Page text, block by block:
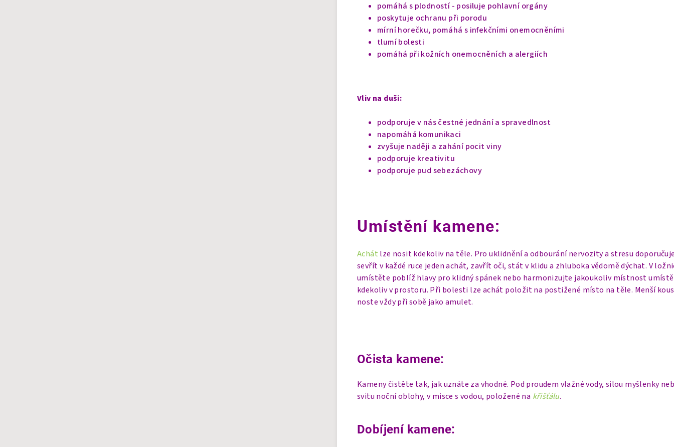
pomáhá s plodností - posiluje pohlavní orgány
poskytuje ochranu při porodu
mírní horečku, pomáhá s infekčními onemocněními
tlumí bolesti
pomáhá při kožních onemocněních a alergiích
Vliv na duši:
podporuje v nás čestné jednání a spravedlnost
napomáhá komunikaci
zvyšuje naději a zahání pocit viny
podporuje kreativitu
podporuje pud sebezáchovy
Umístění kamene:
Achát lze nosit kdekoliv na těle. Pro uklidnění a odbourání nervozity a stresu
sevřít v každé ruce jeden achát, zavřít oči, stát v klidu a zhluboka vědomě dýchat. V
umístěte poblíž hlavy pro klidný spánek nebo harmonizujte jakoukoliv místnost
kdekoliv v prostoru. Při bolesti lze achát položit na postižené místo na těle. Menší
noste vždy při sobě jako amulet.
Očista kamene:
Kameny čistěte tak, jak uznáte za vhodné. Pod proudem vlažné vody, silou myšlenky
svitu noční oblohy, v misce s vodou, položené na křišťálu.
Dobíjení kamene: